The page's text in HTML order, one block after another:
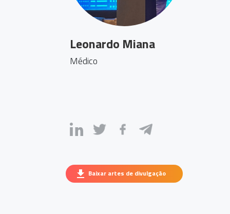
Leonardo Miana
Médico
Baixar artes de divulgação